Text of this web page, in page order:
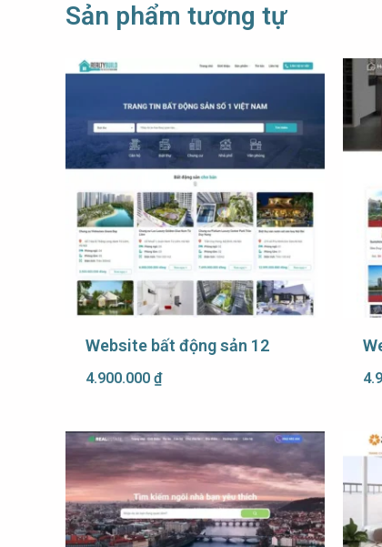
Sản phẩm tương tự
Website bất động sản 12
4.900.000 ₫